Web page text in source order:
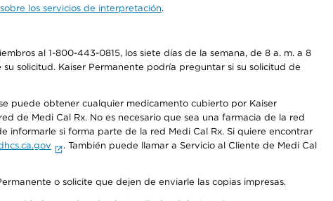
los servicios de interpretación.
al 1-800-443-0815, los siete días de la semana, de 8 a. m. a 8
solicitud. Kaiser Permanente podría preguntar si su solicitud de
puede obtener cualquier medicamento cubierto por Kaiser
de Medi Cal Rx. No es necesario que sea una farmacia de la red
informarle si forma parte de la red Medi Cal Rx. Si quiere encontrar
. También puede llamar a Servicio al Cliente de Medi Cal
o solicite que dejen de enviarle las copias impresas.